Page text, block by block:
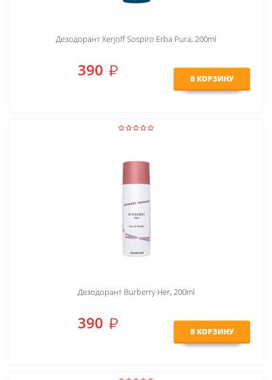
Дезодорант Xerjoff Sospiro Erba Pura, 200ml
390 В КОРЗИНУ
Дезодорант Burberry Her, 200ml
390 В КОРЗИНУ